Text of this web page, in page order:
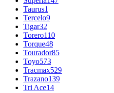
Taurus1
Tercelo9
Tigar32
Torero110
Torque48
Tourador85
Toyo573
Tracmax529
Trazano139
Tri Ace14